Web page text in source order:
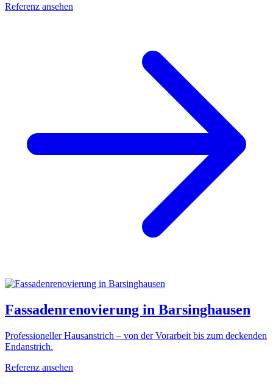
Referenz ansehen
Fassadenrenovierung in Barsinghausen
Professioneller Hausanstrich – von der Vorarbeit bis zum deckenden
Endanstrich.
Referenz ansehen